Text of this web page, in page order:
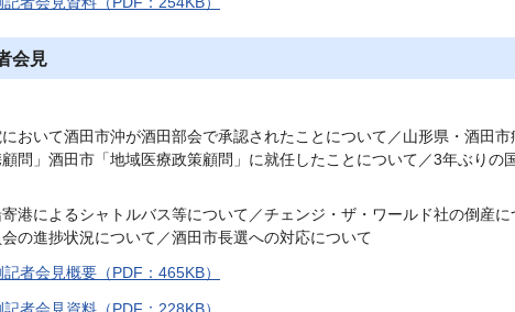
会見
において酒田市沖が酒田部会で承認されたことについて／山形県・酒田
問」酒田市「地域医療政策顧問」に就任したことについて／3年ぶりの
寄港によるシャトルバス等について／チェンジ・ザ・ワールド社の倒産
の進捗状況について／酒田市長選への対応について
者会見概要（PDF：465KB）